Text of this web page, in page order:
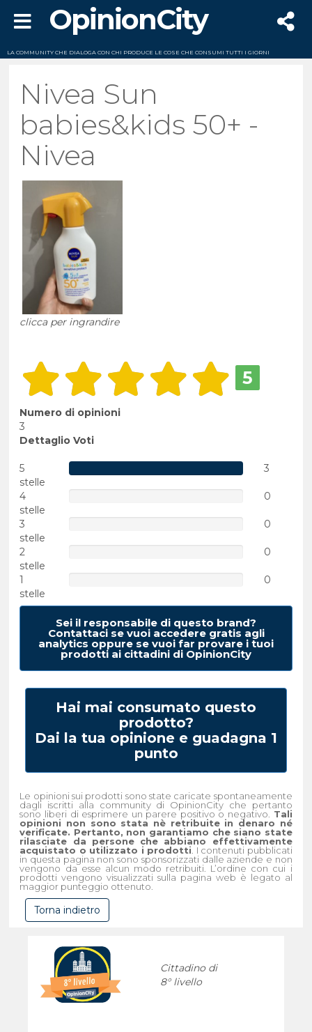
OpinionCity
LA COMMUNITY CHE DIALOGA CON CHI PRODUCE LE COSE CHE CONSUMI TUTTI I GIORNI
Nivea Sun
babies&kids 50+ -
Nivea
clicca per ingrandire
5
Numero di opinioni
3
Dettaglio Voti
5
stelle
3
4
stelle
0
3
stelle
0
2
stelle
0
1
stelle
0
Sei il responsabile di questo brand?
Contattaci se vuoi accedere gratis agli
analytics oppure se vuoi far provare i tuoi
prodotti ai cittadini di OpinionCity
Hai mai consumato questo
prodotto?
Dai la tua opinione e guadagna 1
punto
Le opinioni sui prodotti sono state caricate spontaneamente
dagli iscritti alla community di OpinionCity che pertanto
sono liberi di esprimere un parere positivo o negativo. Tali
opinioni non sono stata nè retribuite in denaro né
verificate. Pertanto, non garantiamo che siano state
rilasciate da persone che abbiano effettivamente
acquistato o utilizzato i prodotti . I contenuti pubblicati
in questa pagina non sono sponsorizzati dalle aziende e non
vengono da esse alcun modo retribuiti. L’ordine con cui i
prodotti vengono visualizzati sulla pagina web è legato al
maggior punteggio ottenuto.
Torna indietro
Cittadino di
8° livello